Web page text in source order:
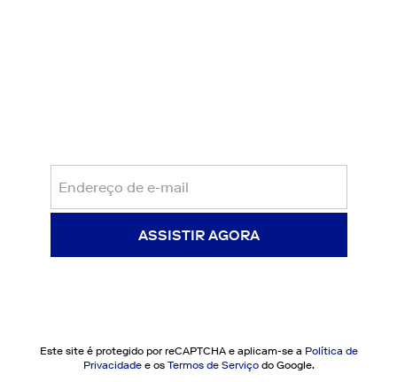
ASSISTIR AGORA
Este site é protegido por reCAPTCHA e aplicam-se a Política de
Privacidadee os Termos de Serviçodo Google.